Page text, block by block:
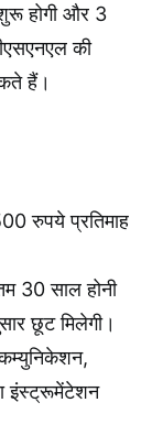
होगी और 3
की
हैं।
रुपये प्रतिमाह
30 साल होनी
छूट मिलेगी।
इंस्ट्रूमेंटेशन